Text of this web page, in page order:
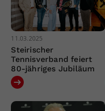
11.03.2025
Steirischer
Tennisverband feiert
80-jähriges Jubiläum